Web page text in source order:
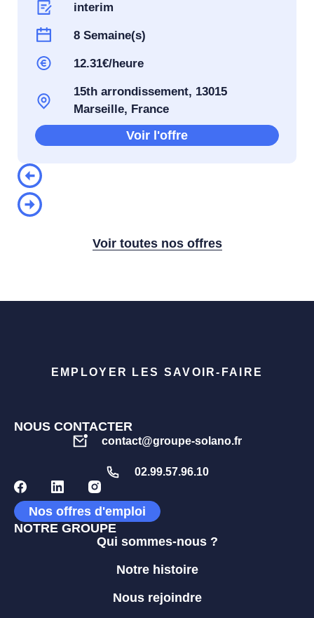
interim
8 Semaine(s)
12.31€/heure
15th arrondissement, 13015
Marseille, France
Voir l'offre
Voir toutes nos offres
EMPLOYER LES SAVOIR-FAIRE
NOUS CONTACTER
contact@groupe-solano.fr
02.99.57.96.10
Nos offres d'emploi
NOTRE GROUPE
Qui sommes-nous ?
Notre histoire
Nous rejoindre